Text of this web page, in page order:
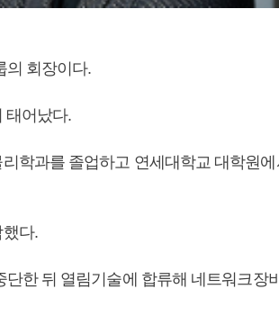
의 회장이다.
태어났다.
학과를 졸업하고 연세대학교 대학원
다.
한 뒤 열림기술에 합류해 네트워크장